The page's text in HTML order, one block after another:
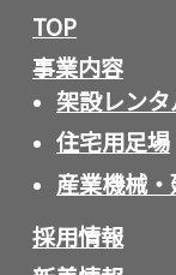
TOP
事業内容
架設レン
住宅用足場
産業機械
採用情報